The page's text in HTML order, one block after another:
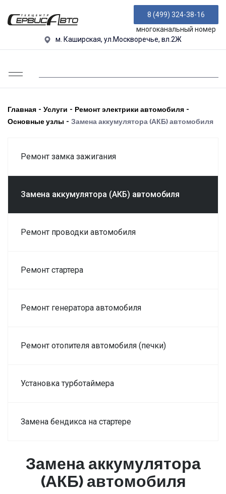
8 (499) 324-38-16
многоканальный номер
м. Каширская, ул.Москворечье, вл.2Ж
Главная - Услуги - Ремонт электрики автомобиля -
Основные узлы - Замена аккумулятора (АКБ) автомобиля
Ремонт замка зажигания
Замена аккумулятора (АКБ) автомобиля
Ремонт проводки автомобиля
Ремонт стартера
Ремонт генератора автомобиля
Ремонт отопителя автомобиля (печки)
Установка турботаймера
Замена бендикса на стартере
Замена аккумулятора
(АКБ) автомобиля